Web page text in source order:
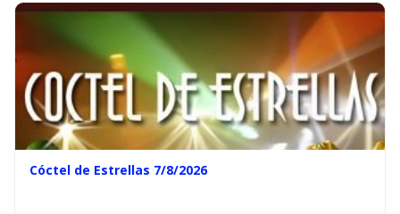
Cóctel de Estrellas 7/8/2026